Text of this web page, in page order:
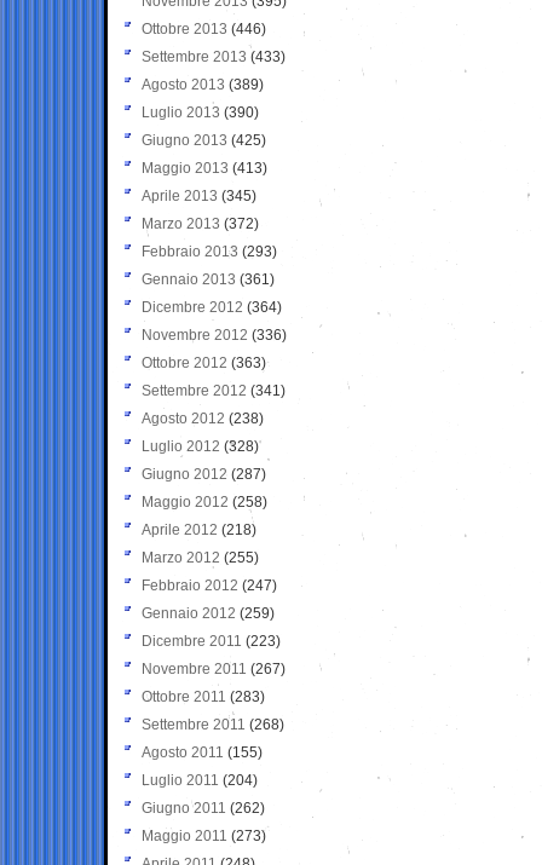
Ottobre 2013 (446)
Settembre 2013 (433)
Agosto 2013 (389)
Luglio 2013 (390)
Giugno 2013 (425)
Maggio 2013 (413)
Aprile 2013 (345)
Marzo 2013 (372)
Febbraio 2013 (293)
Gennaio 2013 (361)
Dicembre 2012 (364)
Novembre 2012 (336)
Ottobre 2012 (363)
Settembre 2012 (341)
Agosto 2012 (238)
Luglio 2012 (328)
Giugno 2012 (287)
Maggio 2012 (258)
Aprile 2012 (218)
Marzo 2012 (255)
Febbraio 2012 (247)
Gennaio 2012 (259)
Dicembre 2011 (223)
Novembre 2011 (267)
Ottobre 2011 (283)
Settembre 2011 (268)
Agosto 2011 (155)
Luglio 2011 (204)
Giugno 2011 (262)
Maggio 2011 (273)